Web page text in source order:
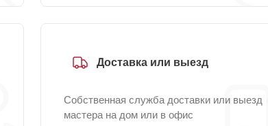
Доставка или выезд
Собственная служба доставки или выезд
мастера на дом или в офис